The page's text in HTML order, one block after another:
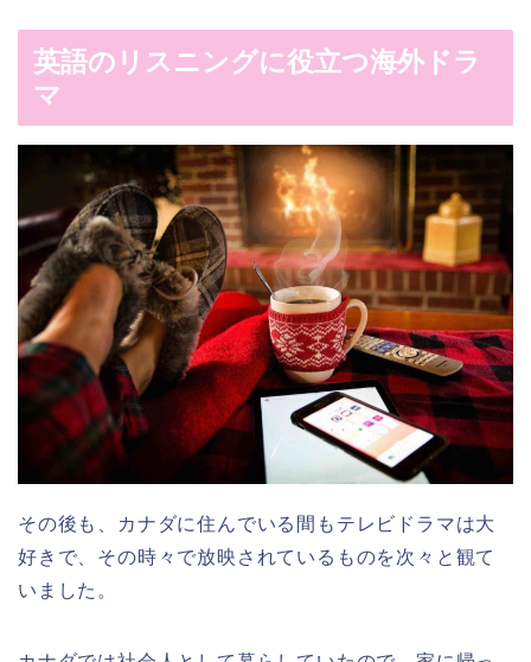
英語のリスニングに役立つ海外ドラ
マ
その後も、カナダに住んでいる間もテレビドラマは大
好きで、その時々で放映されているものを次々と観て
いました。